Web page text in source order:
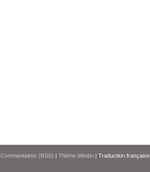
Commentaires (RSS) | Thème Mimbo | Traduction française